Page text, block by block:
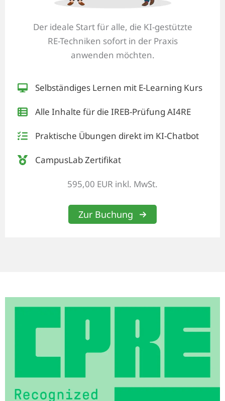
Der ideale Start für alle, die KI-gestützte
RE-Techniken sofort in der Praxis
anwenden möchten.
Selbständiges Lernen mit E-Learning Kurs
Alle Inhalte für die IREB-Prüfung AI4RE
Praktische Übungen direkt im KI-Chatbot
CampusLab Zertifikat
595,00 EUR inkl. MwSt.
Zur Buchung